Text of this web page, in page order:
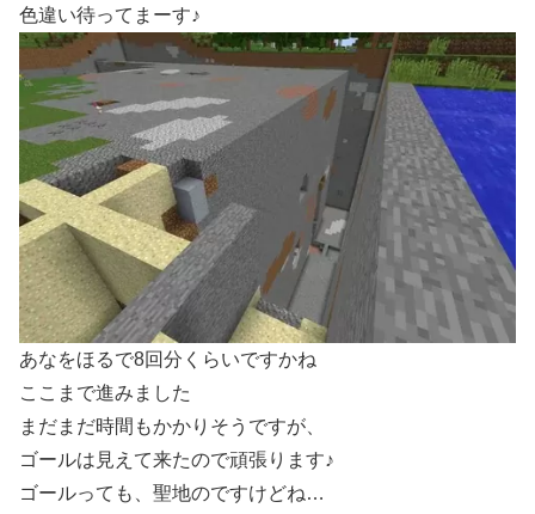
色違い待ってまーす♪
あなをほるで8回分くらいですかね
ここまで進みました
まだまだ時間もかかりそうですが、
ゴールは見えて来たので頑張ります♪
ゴールっても、聖地のですけどね…